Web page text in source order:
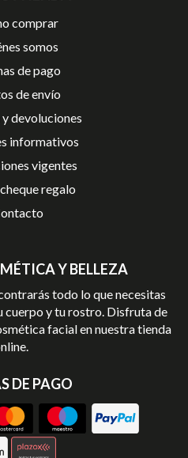
Y BELLEZA
todo lo que necesitas
cuerpo y tu rostro. Disfruta de
facial en nuestra tienda
DE PAGO
comprar
somos
de pago
de envío
devoluciones
informativos
vigentes
regalo